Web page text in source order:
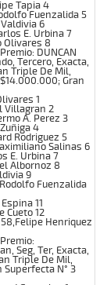
Tapia 4
Fuenzalida 5
6
E. Urbina 7
Olivares 8
DUNCAN
Tercero, Exacta,
Triple De Mil,
Gran
1
Villagran 2
A. Perez 3
4
Rodriguez 5
Salinas 6
E. Urbina 7
Albornoz 8
9
Fuenzalida
11
Cueto 12
58,Felipe Henriquez
Seg, Ter, Exacta,
Triple De Mil,
Superfecta N° 3